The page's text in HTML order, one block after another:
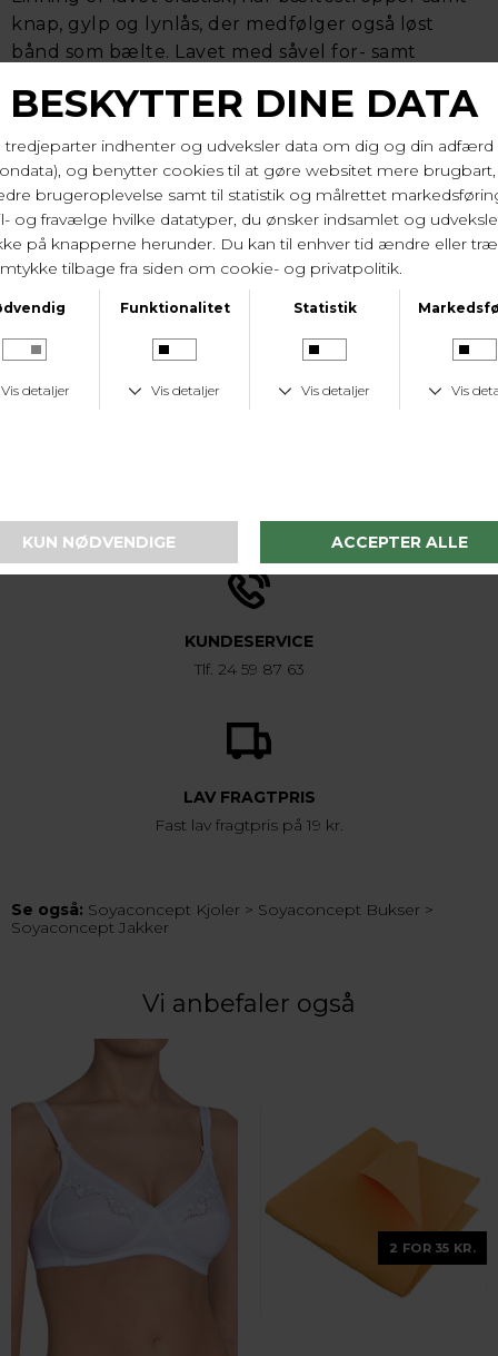
knap, gylp og lynlås, der medfølger også løst
bånd som bælte. Lavet med såvel for- samt
giver lidt spil. Nederst fortil har den slids. Blød
denim kvalitet. I produktionen er der lagt særlig
vægt på at mindske vandforbruget.
Længde på 77 cm str. 44/xl.
81% bomuld, 17% polyester, 2% elastan. Vask 30 gr.
KUNDESERVICE
Tlf. 24 59 87 63
LAV FRAGTPRIS
Fast lav fragtpris på 19 kr.
Se også: Soyaconcept Kjoler > Soyaconcept Bukser >
Soyaconcept Jakker
Vi anbefaler også
2 FOR 35 KR.